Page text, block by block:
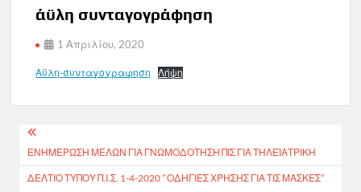
άϋλη συνταγογράφηση
1 Απριλίου, 2020
Αϋλη-συνταγογραφηση Λήψη
Πλοήγηση
άρθρων
ΕΝΗΜΕΡΩΣΗ ΜΕΛΩΝ ΓΙΑ ΓΝΩΜΟΔΟΤΗΣΗ ΠΙΣ ΓΙΑ ΤΗΛΕΪΑΤΡΙΚΗ
ΔΕΛΤΙΟ ΤΥΠΟΥ Π.Ι.Σ. 1-4-2020 ” ΟΔΗΓΙΕΣ ΧΡΗΣΗΣ ΓΙΑ ΤΙΣ ΜΑΣΚΕΣ”